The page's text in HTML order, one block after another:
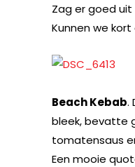
Zag er goed uit
Kunnen we kort
Beach Kebab.
bleek, bevatte
tomatensaus
Een mooie